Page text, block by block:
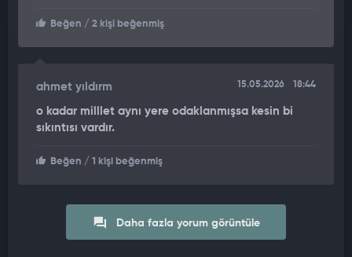
Beğen / 2 kişi beğenmiş
ahmet yıldırm 15.05.2026 18:44
o kadar milllet aynı yere odaklanmışsa kesin bi
sıkıntısı vardır.
Beğen / 1 kişi beğenmiş
Daha fazla yorum görüntüle